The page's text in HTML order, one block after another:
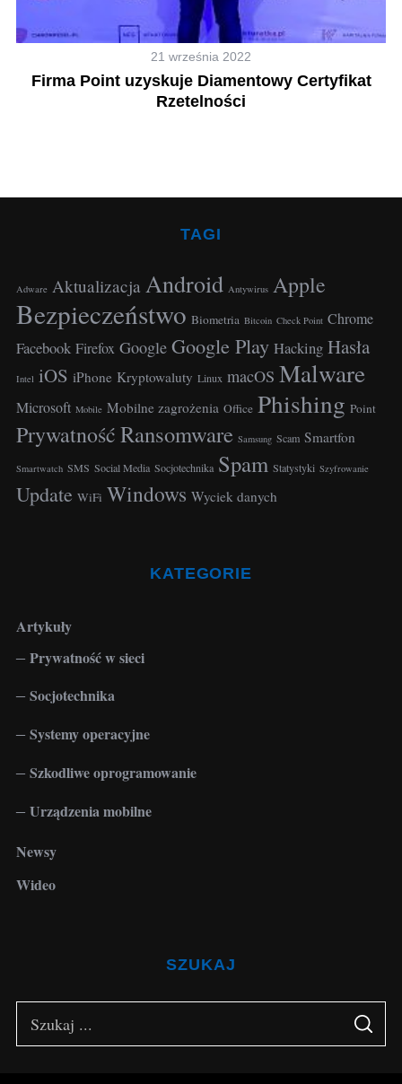
21 września 2022
Firma Point uzyskuje Diamentowy Certyfikat
Rzetelności
TAGI
Adware Aktualizacja Android Antywirus Apple
Bezpieczeństwo Biometria Bitcoin Check Point Chrome
Facebook Firefox Google Google Play Hacking Hasła
Intel iOS iPhone Kryptowaluty Linux macOS Malware
Microsoft Mobile Mobilne zagrożenia Office Phishing Point
PrywatnośćRansomware Samsung Scam Smartfon
Smartwatch SMS Social Media Socjotechnika Spam Statystyki Szyfrowanie
Update WiFi Windows Wyciek danych
KATEGORIE
Artykuły
Prywatność w sieci
Socjotechnika
Systemy operacyjne
Szkodliwe oprogramowanie
Urządzenia mobilne
Newsy
Wideo
SZUKAJ
S
A